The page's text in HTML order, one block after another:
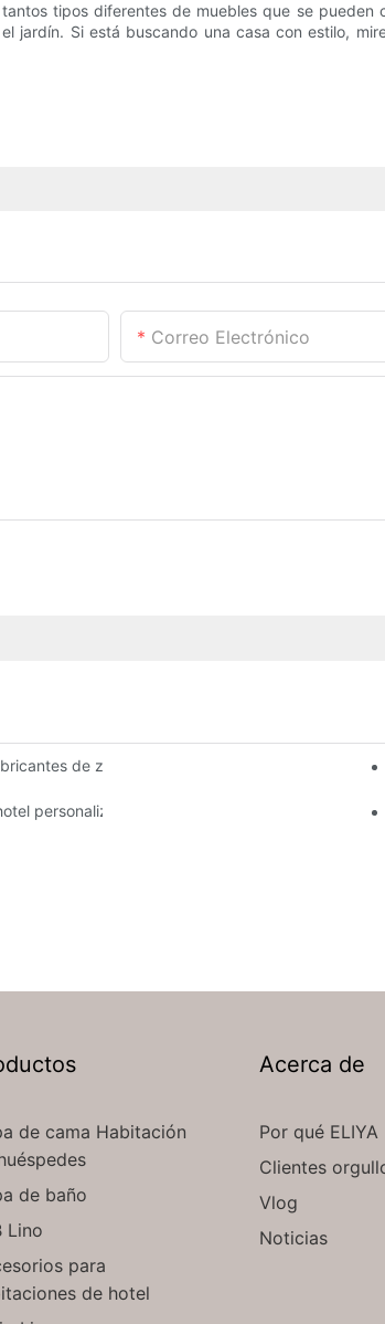
tipos diferentes de muebles que se
Si está buscando una casa con estilo,
Correo Electrónico
de zapatillas de hotel: ideas y
personalizadas: opciones y opciones de diseño
de cama Habitación
de baño
Lino
para
de hotel
Acerca de
Por qué ELIYA
Clientes
Vlog
Noticias